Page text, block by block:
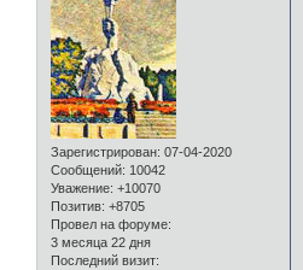
Зарегистрирован: 07-04-2020
Сообщений: 10042
Уважение: +10070
Позитив: +8705
Провел на форуме:
3 месяца 22 дня
Последний визит: